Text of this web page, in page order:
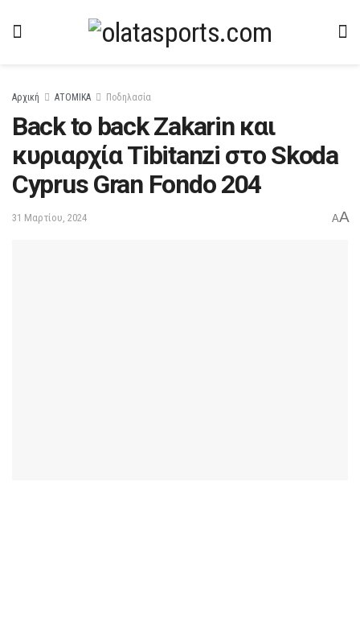
Αρχική ΑΤΟΜΙΚΑ Ποδηλασία
Back to back Zakarin και
κυριαρχία Tibitanzi στο Skoda
Cyprus Gran Fondo 204
31 Μαρτίου, 2024 AA